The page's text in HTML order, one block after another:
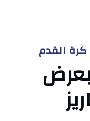
كرة القدم